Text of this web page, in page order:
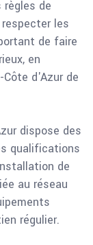
de
les
de faire
en
Côte d'Azur de
dispose des
qualifications
de
au réseau
régulier.